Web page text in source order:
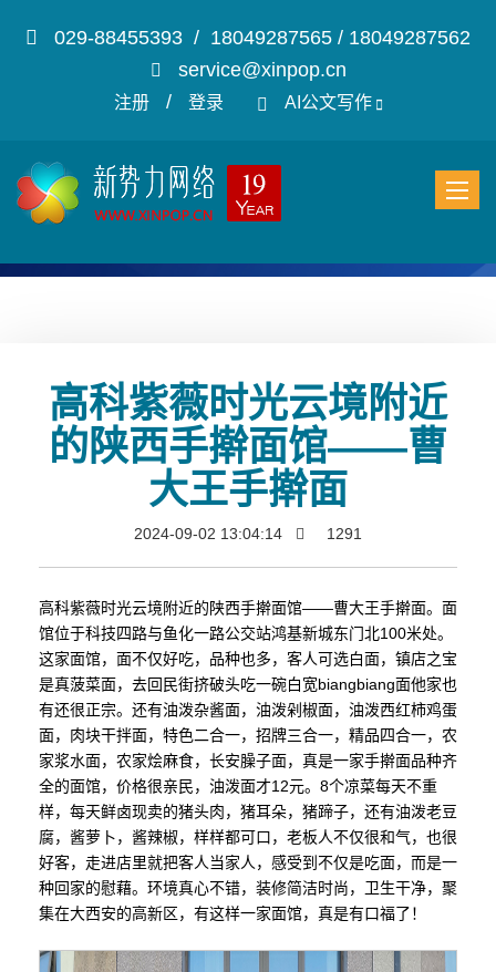
029-88455393 / 18049287565 / 18049287562
service@xinpop.cn
注册/ 登录 AI公文写作
高科紫薇时光云境附近
的陕西手擀面馆——曹
大王手擀面
2024-09-02 13:04:14 1291
高科紫薇时光云境附近的陕西手擀面馆——曹大王手擀面。面
馆位于科技四路与鱼化一路公交站鸿基新城东门北100米处。
这家面馆，面不仅好吃，品种也多，客人可选白面，镇店之宝
是真菠菜面，去回民街挤破头吃一碗白宽biangbiang面他家也
有还很正宗。还有油泼杂酱面，油泼剁椒面，油泼西红柿鸡蛋
面，肉块干拌面，特色二合一，招牌三合一，精品四合一，农
家浆水面，农家烩麻食，长安臊子面，真是一家手擀面品种齐
全的面馆，价格很亲民，油泼面才12元。8个凉菜每天不重
样，每天鲜卤现卖的猪头肉，猪耳朵，猪蹄子，还有油泼老豆
腐，酱萝卜，酱辣椒，样样都可口，老板人不仅很和气，也很
好客，走进店里就把客人当家人，感受到不仅是吃面，而是一
种回家的慰藉。环境真心不错，装修简洁时尚，卫生干净，聚
集在大西安的高新区，有这样一家面馆，真是有口福了！